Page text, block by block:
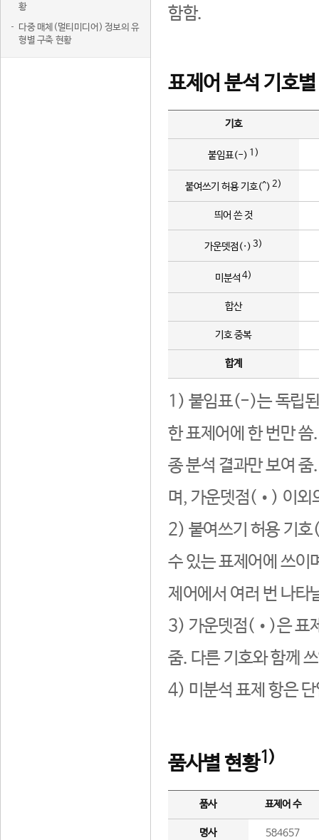
황
다중 매체(멀티미디어) 정보의 유
형별 구축 현황
함함.
표제어 분석 기호
기호
붙임표(-) 1)
붙여쓰기 허용 기호(^) 2)
띄어 쓴 것
가운뎃점(·) 3)
미분석 4)
합산
기호 중복
합계
1) 붙임표(-)는 독립된
한 표제어에 한 번만
종 분석 결과만 보여
며, 가운뎃점(•) 이외
2) 붙여쓰기 허용 기호
수 있는 표제어에 쓰이
제어에서 여러 번 나타
3) 가운뎃점(•)은 표
줌. 다른 기호와 함께
4) 미분석 표제 항은
품사별 현황1)
품사 표제어 수
명사 584657